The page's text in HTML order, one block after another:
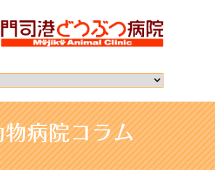
物病院コラム